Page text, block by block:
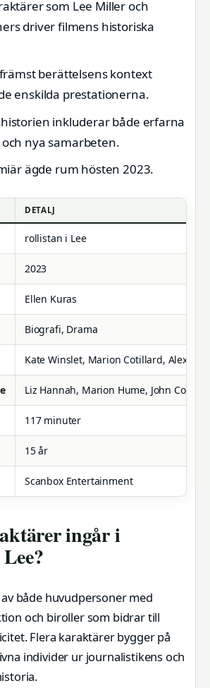
som Lee Miller och
driver filmens historiska
berättelsens kontext
enskilda prestationerna.
inkluderar både erfarna
nya samarbeten.
ägde rum hösten 2023.
DETALJ
rollistan i Lee
2023
Ellen Kuras
Biografi, Drama
Kate Winslet, Marion Cotillard,
Liz Hannah, Marion Hume, John Collee
117 minuter
15 år
Scanbox Entertainment
ingår i
både huvudpersoner med
och biroller som bidrar till
Flera karaktärer bygger på
individer ur journalistikens och